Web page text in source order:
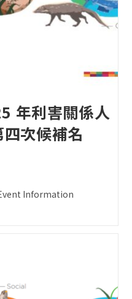
年利害關係人
次候補名
Information